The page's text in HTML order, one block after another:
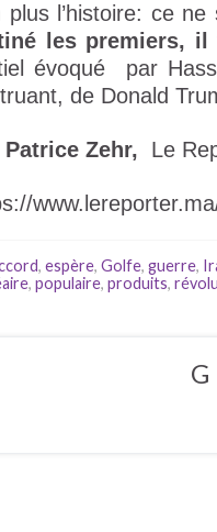
plus l’histoire: ce
les premiers, il
évoqué par
de Donald
Patrice Zehr, Le
, espère, Golfe, guerre,
, populaire, produits,
G